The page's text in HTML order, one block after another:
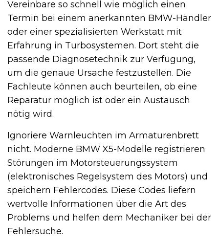
Vereinbare so schnell wie möglich einen
Termin bei einem anerkannten BMW-Händler
oder einer spezialisierten Werkstatt mit
Erfahrung in Turbosystemen. Dort steht die
passende Diagnosetechnik zur Verfügung,
um die genaue Ursache festzustellen. Die
Fachleute können auch beurteilen, ob eine
Reparatur möglich ist oder ein Austausch
nötig wird.
Ignoriere Warnleuchten im Armaturenbrett
nicht. Moderne BMW X5-Modelle registrieren
Störungen im Motorsteuerungssystem
(elektronisches Regelsystem des Motors) und
speichern Fehlercodes. Diese Codes liefern
wertvolle Informationen über die Art des
Problems und helfen dem Mechaniker bei der
Fehlersuche.